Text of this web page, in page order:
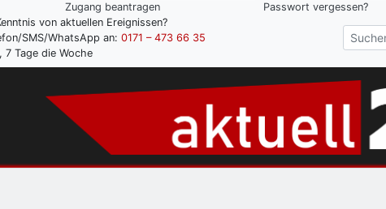
Zugang beantragen Passwort vergessen?
von aktuellen Ereignissen?
SMS/WhatsApp an: 0171 – 473 66 35
7 Tage die Woche